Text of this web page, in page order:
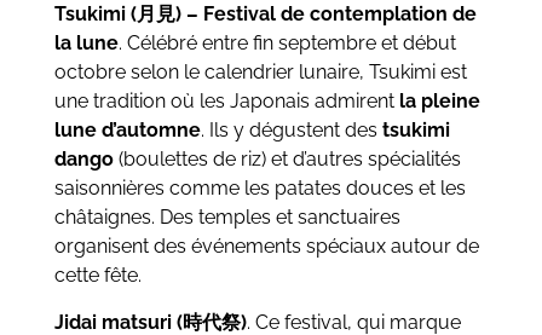
Tsukimi (月見) – Festival de contemplation de
la lune. Célébré entre fin septembre et début
octobre selon le calendrier lunaire, Tsukimi est
une tradition où les Japonais admirent la pleine
lune d’automne. Ils y dégustent des tsukimi
dango(boulettes de riz) et d’autres spécialités
saisonnières comme les patates douces et les
châtaignes. Des temples et sanctuaires
organisent des événements spéciaux autour de
cette fête.
Jidai matsuri (時代祭). Ce festival, qui marque